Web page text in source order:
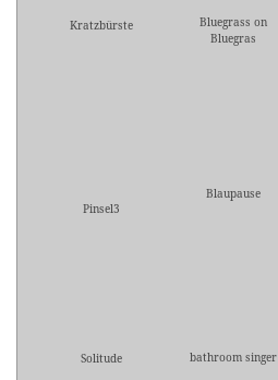
Kratzbürste
Bluegrass on
Bluegras
Pinsel3
Blaupause
Solitude bathroom singer